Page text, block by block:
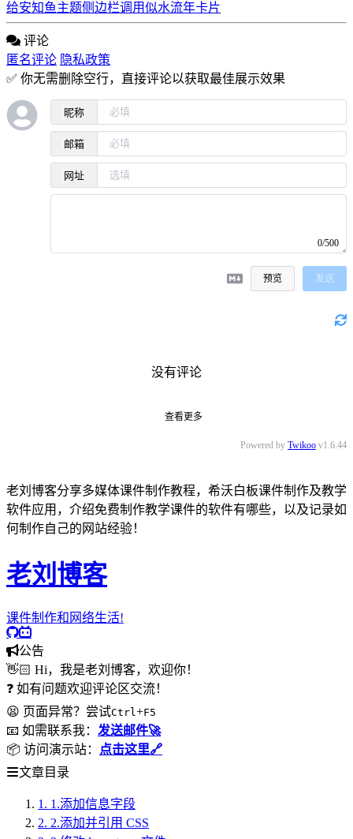
给安知鱼主题侧边栏调用似水流年卡片
评论
匿名评论 隐私政策
✅ 你无需删除空行，直接评论以获取最佳展示效果
昵称
邮箱
网址
0/500
预览 发送
没有评论
查看更多
Powered by Twikoo v1.6.44
老刘博客分享多媒体课件制作教程，希沃白板课件制作及教学
软件应用，介绍免费制作教学课件的软件有哪些，以及记录如
何制作自己的网站经验！
老刘博客
课件制作和网络生活!
公告
👋🏻 Hi，我是老刘博客，欢迎你！
❓ 如有问题欢迎评论区交流！
😫 页面异常？尝试Ctrl +F5
📧 如需联系我： 发送邮件🚀
📦 访问演示站：
点击这里🔗
文章目录
1. 1.添加信息字段
2. 2.添加并引用 CSS